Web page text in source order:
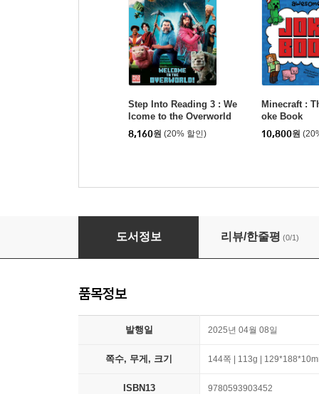
Step Into Reading 3 : We
lcome to the Overworld
(a Minecraft Movie)
8,160원 (20% 할인)
Minecraft :
oke Book
10,800원
A Minecraft Movie the Junior Novelization
도서정보 리뷰/한줄평 (0/1)
품목정보
발행일 2025년 04월 08일
쪽수, 무게, 크기 144쪽 | 113g |
ISBN13 9780593903452